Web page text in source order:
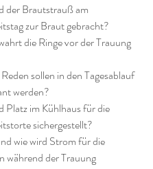
der Brautstrauß am
zur Braut gebracht?
die Ringe vor der Trauung
sollen in den Tagesablauf
werden?
Platz im Kühlhaus für die
sichergestellt?
wie wird Strom für die
während der Trauung